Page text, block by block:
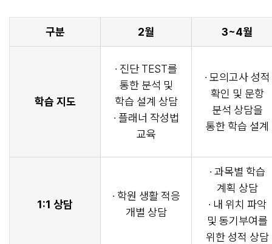
구분 2월 3~4월
학습 지도
· 진단 TEST를
통한 분석 및
학습 설계 상담
· 플래너 작성법
교육
· 모의고사 성적
확인 및 문항
분석 상담을
통한 학습 설계
1:1 상담
· 학원 생활 적응
개별 상담
· 과목별 학습
계획 상담
· 내 위치 파악
및 동기부여를
위한 성적 상담